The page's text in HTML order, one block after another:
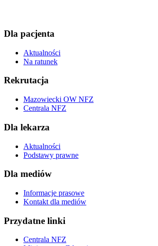
Dla pacjenta
Aktualności
Na ratunek
Rekrutacja
Mazowiecki OW NFZ
Centrala NFZ
Dla lekarza
Aktualności
Podstawy prawne
Dla mediów
Informacje prasowe
Kontakt dla mediów
Przydatne linki
Centrala NFZ